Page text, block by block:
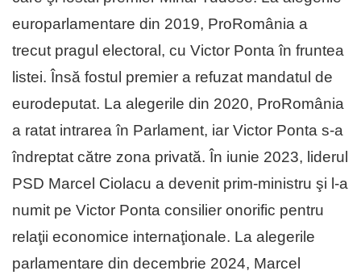
europarlamentare din 2019, ProRomânia a
trecut pragul electoral, cu Victor Ponta în fruntea
listei. Însă fostul premier a refuzat mandatul de
eurodeputat. La alegerile din 2020, ProRomânia
a ratat intrarea în Parlament, iar Victor Ponta s-a
îndreptat către zona privată. În iunie 2023, liderul
PSD Marcel Ciolacu a devenit prim-ministru şi l-a
numit pe Victor Ponta consilier onorific pentru
relaţii economice internaţionale. La alegerile
parlamentare din decembrie 2024, Marcel